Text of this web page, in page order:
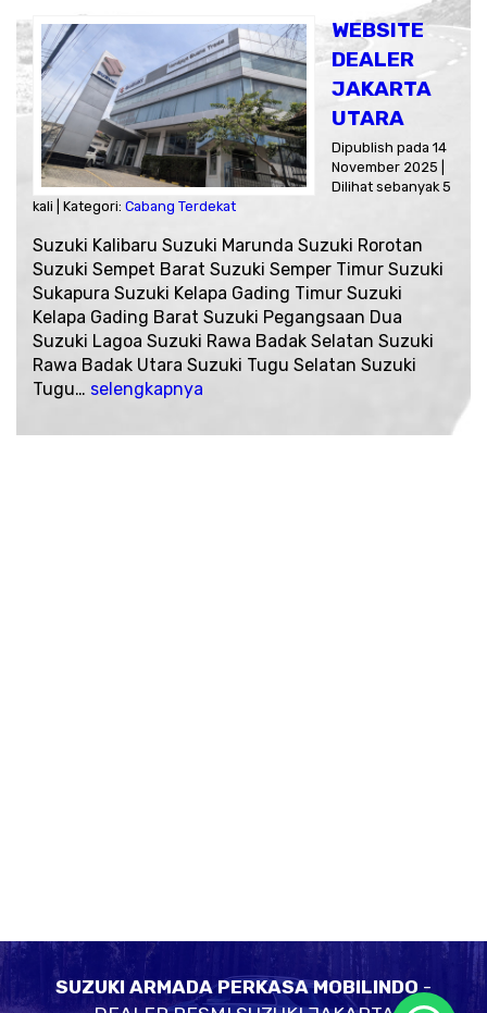
WEBSITE
DEALER
JAKARTA
UTARA
Dipublish pada 14
November 2025 |
Dilihat sebanyak 5
kali | Kategori: Cabang Terdekat
Suzuki Kalibaru Suzuki Marunda Suzuki Rorotan
Suzuki Sempet Barat Suzuki Semper Timur Suzuki
Sukapura Suzuki Kelapa Gading Timur Suzuki
Kelapa Gading Barat Suzuki Pegangsaan Dua
Suzuki Lagoa Suzuki Rawa Badak Selatan Suzuki
Rawa Badak Utara Suzuki Tugu Selatan Suzuki
Tugu… selengkapnya
SUZUKI ARMADA PERKASA MOBILINDO-